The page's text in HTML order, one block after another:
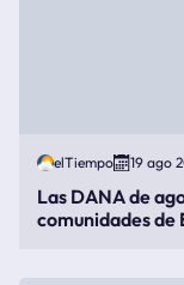
elTiempo 19 ago
Las DANA de
comunidades de